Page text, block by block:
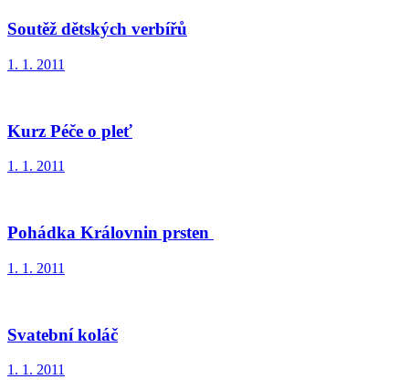
Soutěž dětských verbířů
1. 1. 2011
Kurz Péče o pleť
1. 1. 2011
Pohádka Královnin prsten
1. 1. 2011
Svatební koláč
1. 1. 2011